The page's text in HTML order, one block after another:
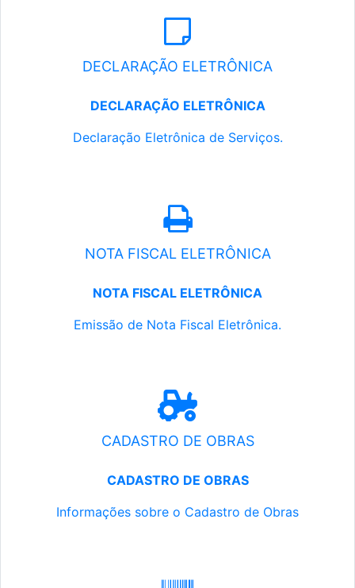
DECLARAÇÃO ELETRÔNICA
DECLARAÇÃO ELETRÔNICA
Declaração Eletrônica de Serviços.
NOTA FISCAL ELETRÔNICA
NOTA FISCAL ELETRÔNICA
Emissão de Nota Fiscal Eletrônica.
CADASTRO DE OBRAS
CADASTRO DE OBRAS
Informações sobre o Cadastro de Obras